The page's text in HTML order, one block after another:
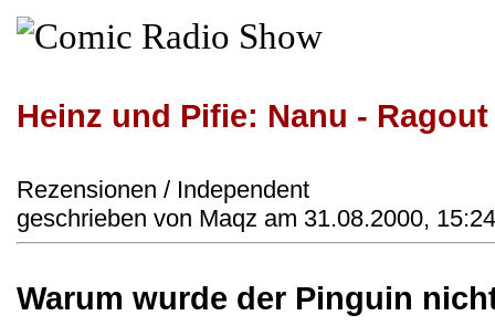
Heinz und Pifie: Nanu -
Rezensionen / Independent
geschrieben von Maqz am 31.08.2000,
Warum wurde der Pinguin